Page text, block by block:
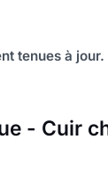
tenues à jour.
- Cuir